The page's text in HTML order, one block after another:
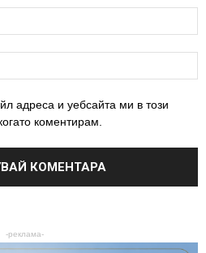
адреса и уебсайта ми в този
коментирам.
-реклама-